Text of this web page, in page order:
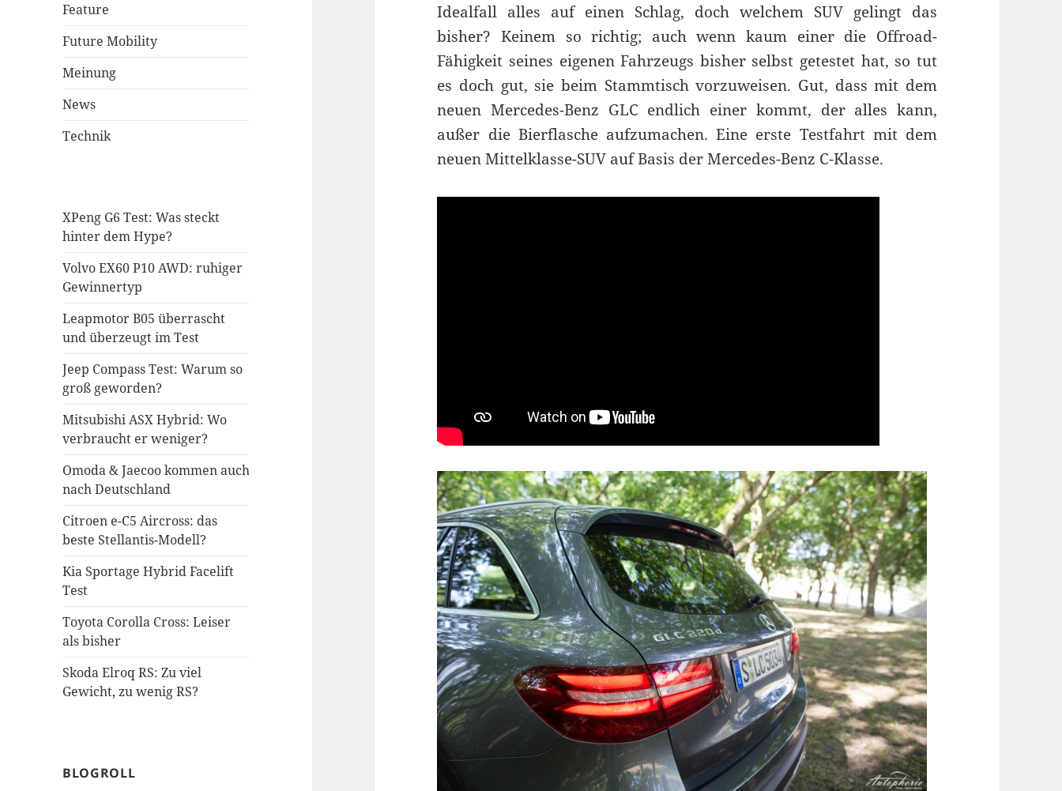
Feature
Future Mobility
Meinung
News
Technik
XPeng G6 Test: Was steckt
hinter dem Hype?
Volvo EX60 P10 AWD: ruhiger
Gewinnertyp
Leapmotor B05 überrascht
und überzeugt im Test
Jeep Compass Test: Warum so
groß geworden?
Mitsubishi ASX Hybrid: Wo
verbraucht er weniger?
Omoda & Jaecoo kommen auch
nach Deutschland
Citroen e-C5 Aircross: das
beste Stellantis-Modell?
Kia Sportage Hybrid Facelift
Test
Toyota Corolla Cross: Leiser
als bisher
Skoda Elroq RS: Zu viel
Gewicht, zu wenig RS?
BLOGROLL
Idealfall alles auf einen Schlag, doch welchem SUV gelingt das
bisher? Keinem so richtig; auch wenn kaum einer die Offroad-
Fähigkeit seines eigenen Fahrzeugs bisher selbst getestet hat, so tut
es doch gut, sie beim Stammtisch vorzuweisen. Gut, dass mit dem
neuen Mercedes-Benz GLC endlich einer kommt, der alles kann,
außer die Bierflasche aufzumachen. Eine erste Testfahrt mit dem
neuen Mittelklasse-SUV auf Basis der Mercedes-Benz C-Klasse.